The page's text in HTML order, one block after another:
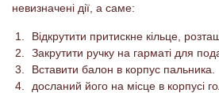
невизначені дії, а саме:
Відкрутити притискне кільце,
Закрутити ручку на гарматі для
Вставити балон в корпус пальника.
досланий його на місце в корпусі